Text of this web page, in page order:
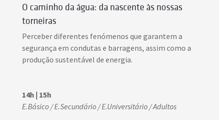
O caminho da água: da nascente às nossas
torneiras
Perceber diferentes fenómenos que garantem a
segurança em condutas e barragens, assim como a
produção sustentável de energia.
14h | 15h
E.Básico / E.Secundário / E.Universitário / Adultos